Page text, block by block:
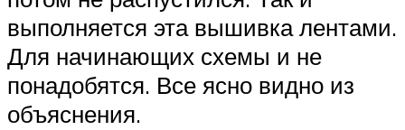
выполняется эта вышивка лентами.
Для начинающих схемы и не
понадобятся. Все ясно видно из
объяснения.